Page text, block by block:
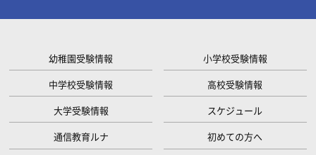
幼稚園受験情報
小学校受験情報
中学校受験情報
高校受験情報
大学受験情報
スケジュール
通信教育ルナ
初めての方へ